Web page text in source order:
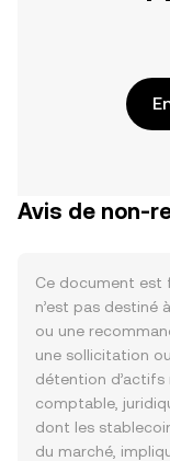
Avis de non-
Ce document est
n’est pas destiné
ou une
une sollicitation
détention d’actifs
comptable,
dont les
du marché,